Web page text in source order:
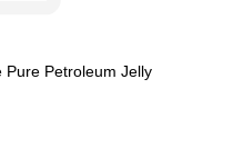
Pure Petroleum Jelly